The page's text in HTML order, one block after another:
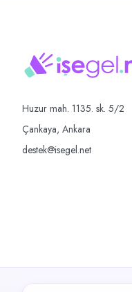
Huzur mah. 1135. sk. 5/2
Çankaya, Ankara
destek@isegel.net